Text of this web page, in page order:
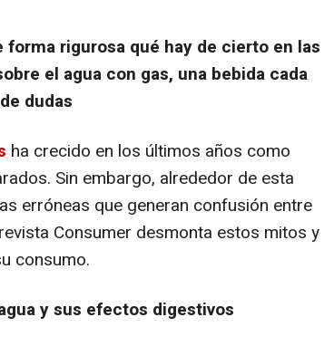
forma rigurosa qué hay de cierto en las
el agua con gas, una bebida cada
dudas
ha crecido en los últimos años como
Sin embargo, alrededor de esta
erróneas que generan confusión entre
Consumer desmonta estos mitos y
consumo.
y sus efectos digestivos